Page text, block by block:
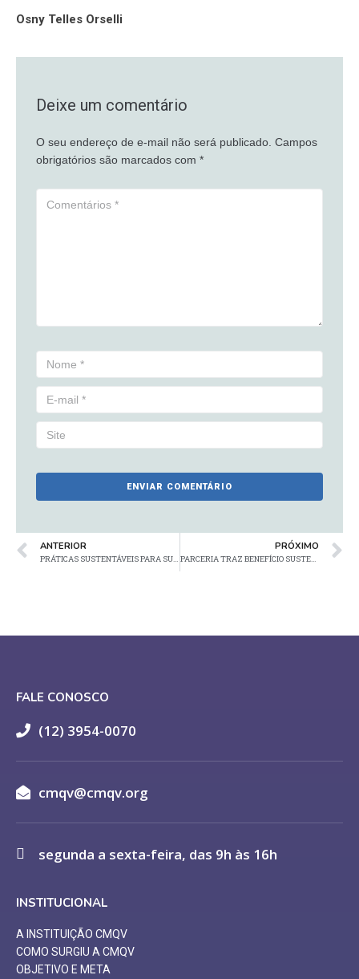
Osny Telles Orselli
Deixe um comentário
O seu endereço de e-mail não será publicado. Campos
obrigatórios são marcados com *
ANTERIOR PRÓXIMO
PARCERIA TRAZ BENEFÍCIO SUSTENTÁVEL
FALE CONOSCO
(12) 3954-0070
cmqv@cmqv.org
segunda a sexta-feira, das 9h às 16h
INSTITUCIONAL
A INSTITUIÇÃO CMQV
COMO SURGIU A CMQV
OBJETIVO E META